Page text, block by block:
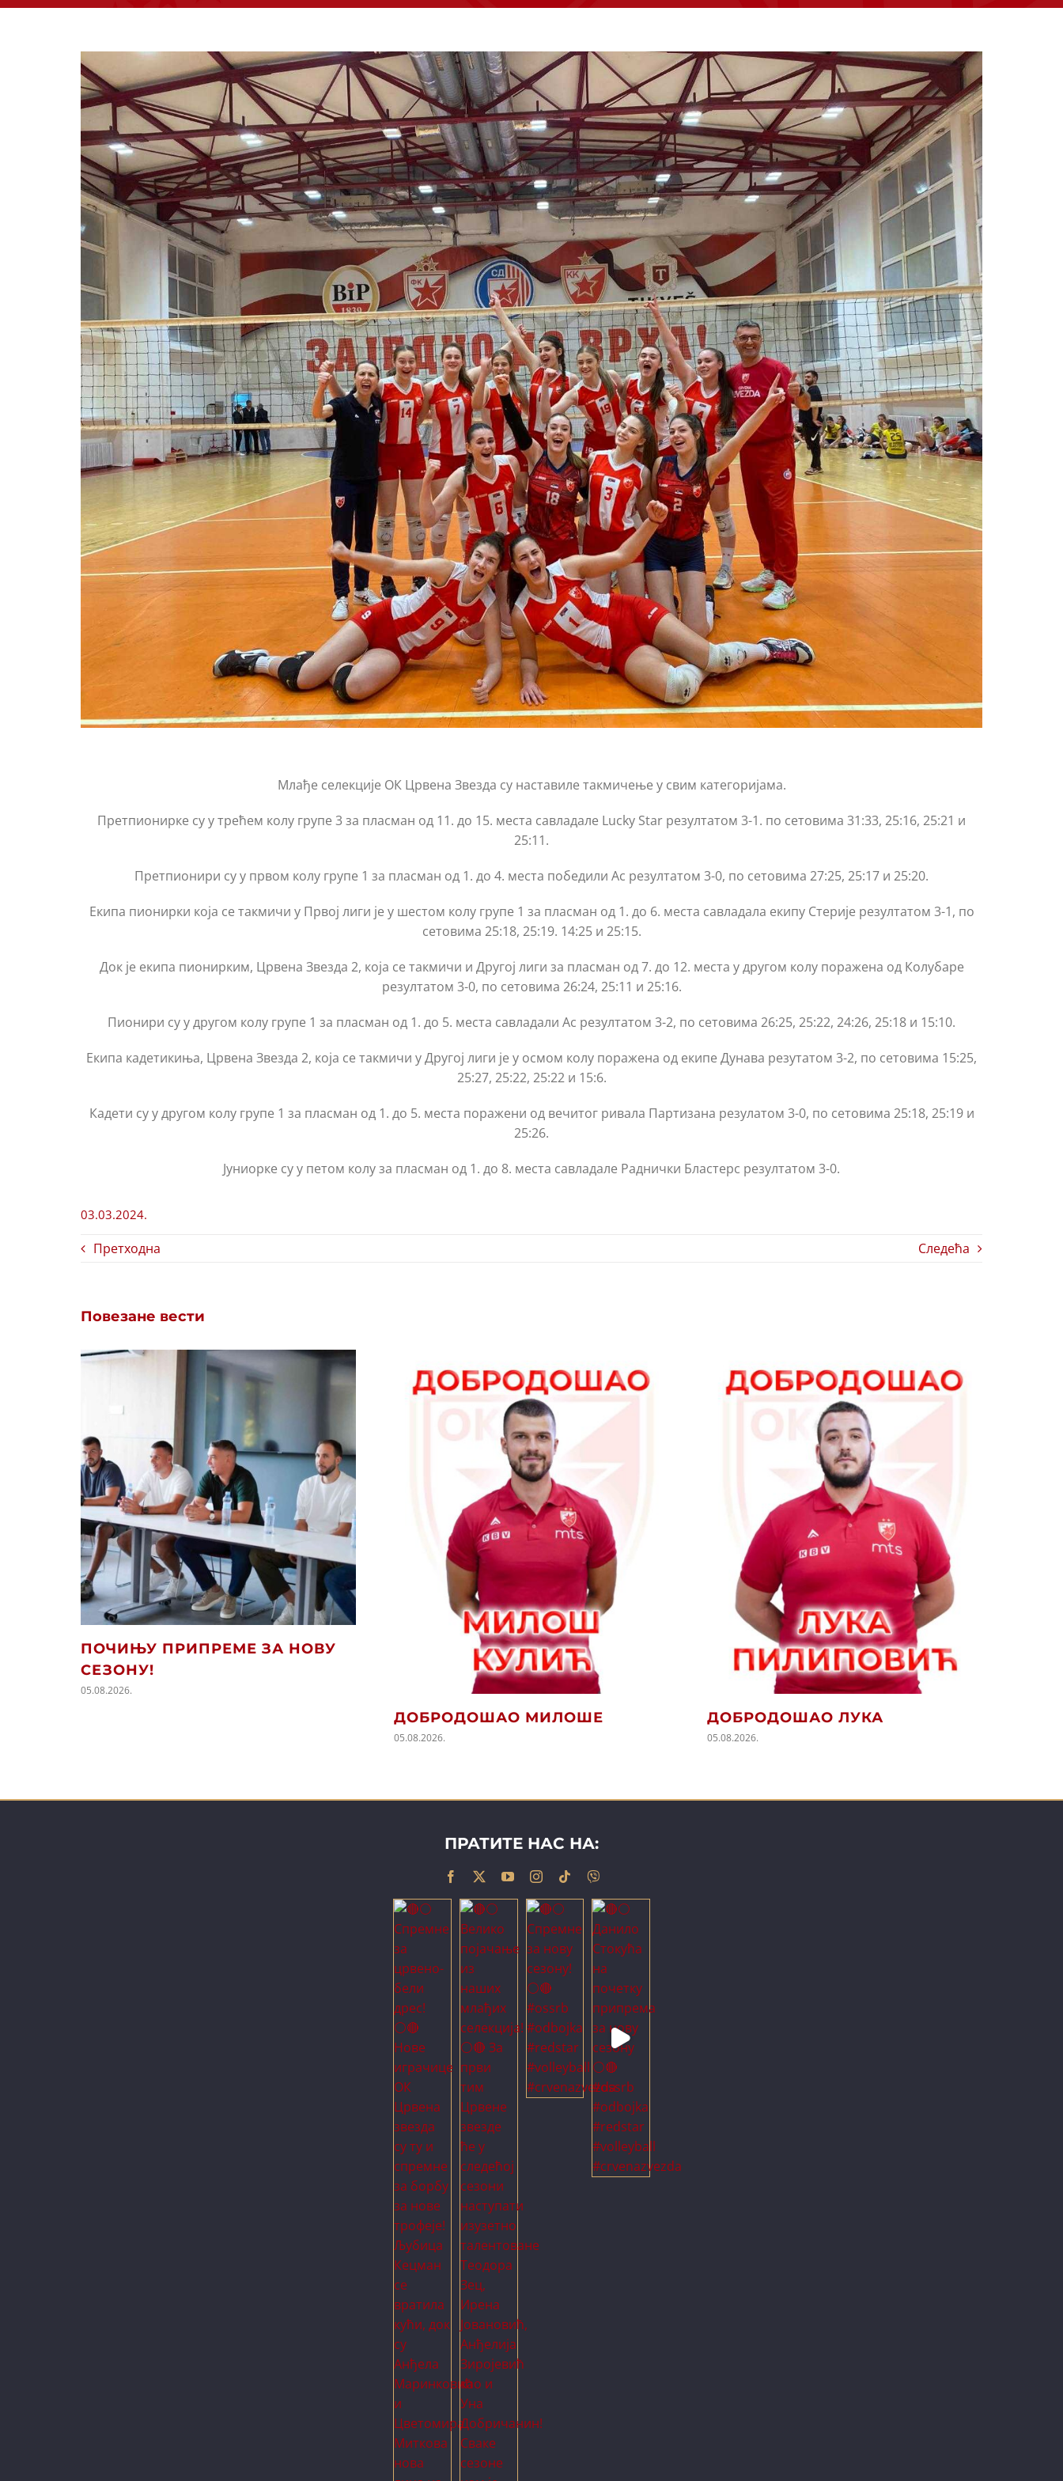
Млађе селекције ОК Црвена Звезда су наставиле такмичење у свим категоријама.
Претпионирке су у трећем колу групе 3 за пласман од 11. до 15. места савладале Lucky Star резултатом 3-1. по сетовима 31:33, 25:16, 25:21 и
25:11.
Претпионири су у првом колу групе 1 за пласман од 1. до 4. места победили Ас резултатом 3-0, по сетовима 27:25, 25:17 и 25:20.
Екипа пионирки која се такмичи у Првој лиги је у шестом колу групе 1 за пласман од 1. до 6. места савладала екипу Стерије резултатом 3-1, по
сетовима 25:18, 25:19. 14:25 и 25:15.
Док је екипа пионирким, Црвена Звезда 2, која се такмичи и Другој лиги за пласман од 7. до 12. места у другом колу поражена од Колубаре
резултатом 3-0, по сетовима 26:24, 25:11 и 25:16.
Пионири су у другом колу групе 1 за пласман од 1. до 5. места савладали Ас резултатом 3-2, по сетовима 26:25, 25:22, 24:26, 25:18 и 15:10.
Екипа кадетикиња, Црвена Звезда 2, која се такмичи у Другој лиги је у осмом колу поражена од екипе Дунава резутатом 3-2, по сетовима 15:25,
25:27, 25:22, 25:22 и 15:6.
Кадети су у другом колу групе 1 за пласман од 1. до 5. места поражени од вечитог ривала Партизана резулатом 3-0, по сетовима 25:18, 25:19 и
25:26.
Јуниорке су у петом колу за пласман од 1. до 8. места савладале Раднички Бластерс резултатом 3-0.
03.03.2024.
Претходна Следећа
Повезане вести
ПОЧИЊУ ПРИПРЕМЕ ЗА НОВУ
СЕЗОНУ!
05.08.2026.
ДОБРОДОШАО МИЛОШЕ
05.08.2026.
ДОБРОДОШАО ЛУКА
05.08.2026.
ПРАТИТЕ НАС НА: